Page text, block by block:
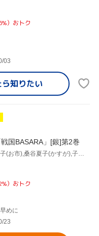
）おトク
03
知りたい
国BASARA」[銀]第2巻
(ラジオCD),能登麻美子(お市),桑谷夏子(かすが),子安武人(猿飛佐助),日野由利加(農姫)
）おトク
めに
23